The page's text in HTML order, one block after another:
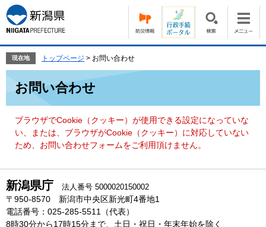
ー
ジ
の
頭
す。
ニ
ュ
ー
飛
て
現在地 トップページ > お問い合わせ
お問い合わせ
ブラウザでCookie（クッキー）が使用できる設定になっていな
い、または、ブラウザがCookie（クッキー）に対応していない
ため、お問い合わせフォームをご利用頂けません。
新潟県庁 法人番号 5000020150002
〒950-8570 新潟市中央区新光町4番地1
電話番号：025-285-5511（代表）
8時30分から17時15分まで、土日・祝日・年末年始を除く